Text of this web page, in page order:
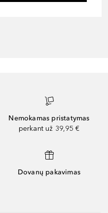
Nemokamas pristatymas
perkant už 39,95 €
Dovanų pakavimas